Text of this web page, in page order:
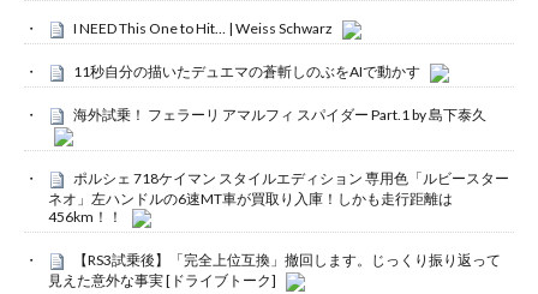
I NEED This One to Hit… | Weiss Schwarz
11秒自分の描いたデュエマの蒼斬しのぶをAIで動かす
海外試乗！ フェラーリ アマルフィ スパイダー Part.1 by 島下泰久
ポルシェ 718ケイマン スタイルエディション 専用色「ルビースター
ネオ」左ハンドルの6速MT車が買取り入庫！しかも走行距離は
456km！！
【RS3試乗後】「完全上位互換」撤回します。じっくり振り返って
見えた意外な事実 [ドライブトーク]